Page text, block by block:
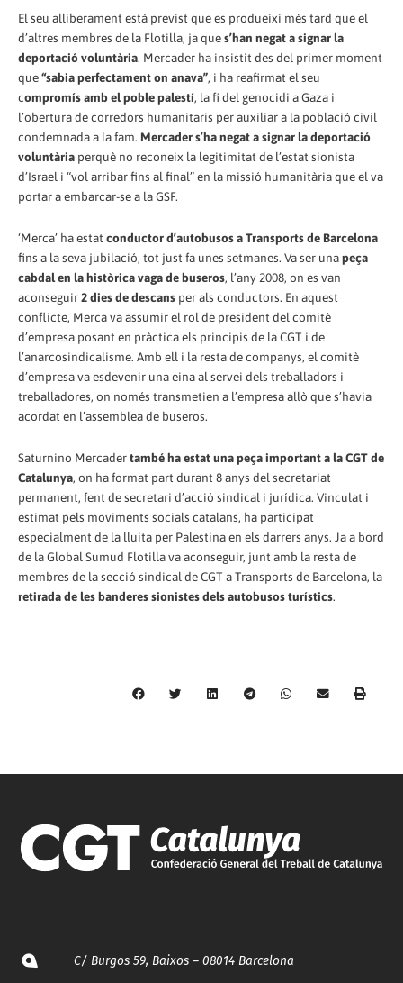
El seu alliberament està previst que es produeixi més tard que el
d’altres membres de la Flotilla, ja ques’han negat a signar la
deportació voluntària. Mercader ha insistit des del primer moment
que“sabia perfectament on anava”, i ha reafirmat el seu
compromís amb el poble palestí, la fi del genocidi a Gaza i
l’obertura de corredors humanitaris per auxiliar a la població civil
condemnada a la fam. Mercader s’ha negat a signar la deportació
voluntària perquè no reconeix la legitimitat de l’estat sionista
d’Israel i “vol arribar fins al final” en la missió humanitària que el va
portar a embarcar-se a la GSF.
‘Merca’ ha estat conductor d’autobusos a Transports de Barcelona
fins a la seva jubilació, tot just fa unes setmanes. Va ser unapeça
cabdal en la històrica vaga de buseros, l’any 2008, on es van
aconseguir2 dies de descans per als conductors. En aquest
conflicte, Merca va assumir el rol de president del comitè
d’empresa posant en pràctica els principis de la CGT i de
l’anarcosindicalisme. Amb ell i la resta de companys, el comitè
d’empresa va esdevenir una eina al servei dels treballadors i
treballadores, on només transmetien a l’empresa allò que s’havia
acordat en l’assemblea de buseros.
Saturnino Mercadertambé ha estat una peça important a la CGT de
Catalunya, on ha format part durant 8 anys del secretariat
permanent, fent de secretari d’acció sindical i jurídica. Vinculat i
estimat pels moviments socials catalans, ha participat
especialment de la lluita per Palestina en els darrers anys. Ja a bord
de la Global Sumud Flotilla va aconseguir, junt amb la resta de
membres de la secció sindical de CGT a Transports de Barcelona, la
retirada de les banderes sionistes dels autobusos turístics.
C/ Burgos 59, Baixos – 08014 Barcelona